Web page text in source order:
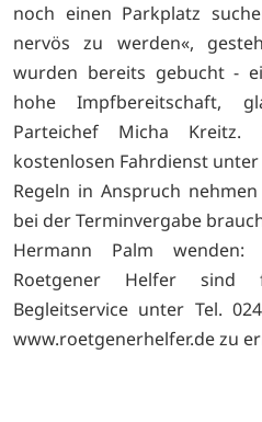
noch einen Parkplatz
nervös zu werden«,
wurden bereits gebucht -
hohe Impfbereitschaft,
Parteichef Micha Kreitz.
kostenlosen Fahrdienst
Regeln in Anspruch
bei der Terminvergabe
Hermann Palm wenden:
Roetgener Helfer
Begleitservice unter Tel.
www.roetgenerhelfer.de zu